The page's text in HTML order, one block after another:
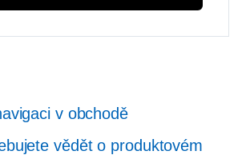
v obchodě
vědět o produktovém